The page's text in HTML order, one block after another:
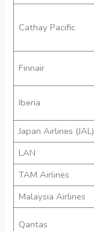
Cathay Pacific
Finnair
Iberia
Japan Airlines (JAL)
LAN
TAM Airlines
Malaysia Airlines
Qantas